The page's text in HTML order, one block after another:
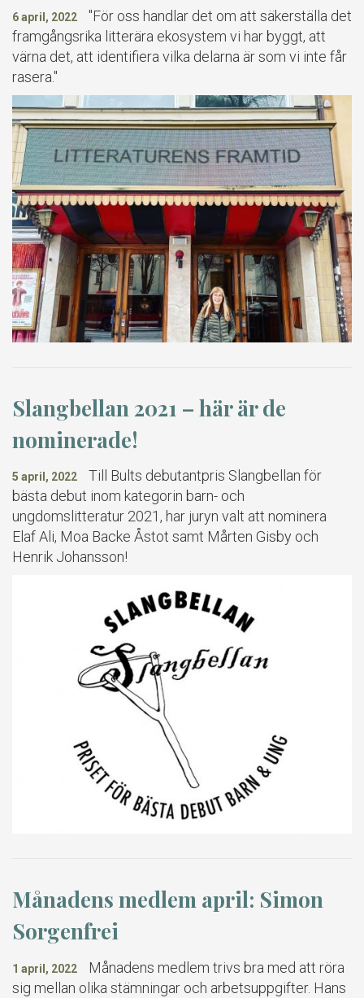
6 april, 2022
"För oss handlar det om att säkerställa det
framgångsrika litterära ekosystem vi har byggt, att
värna det, att identifiera vilka delarna är som vi inte får
rasera."
Slangbellan 2021 – här är de
nominerade!
5 april, 2022
Till Bults debutantpris Slangbellan för
bästa debut inom kategorin barn- och
ungdomslitteratur 2021, har juryn valt att nominera
Elaf Ali, Moa Backe Åstot samt Mårten Gisby och
Henrik Johansson!
Månadens medlem april: Simon
Sorgenfrei
1 april, 2022
Månadens medlem trivs bra med att röra
sig mellan olika stämningar och arbetsuppgifter. Hans